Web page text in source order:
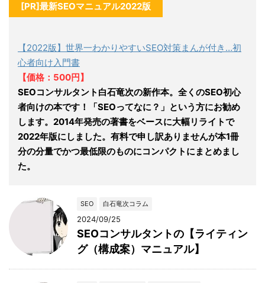
[PR]最新SEOマニュアル2022版
【2022版】世界一わかりやすいSEO対策まんが付き…初
心者向け入門書
【価格：500円】
SEOコンサルタント白石竜次の新作本。全くのSEO初心
者向けの本です！「SEOってなに？」という方にお勧め
します。2014年発売の著書をベースに大幅リライトで
2022年版にしました。有料で申し訳ありませんが本1冊
分の分量でかつ最低限のものにコンパクトにまとめまし
た。
SEO 白石竜次コラム
2024/09/25
SEOコンサルタントの【ライティン
グ（構成案）マニュアル】